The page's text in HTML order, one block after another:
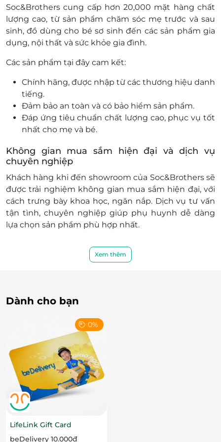
Soc&Brothers cung cấp hơn 20,000 mặt hàng chất
lượng cao, từ sản phẩm chăm sóc mẹ trước và sau
sinh, đồ dùng cho bé sơ sinh đến các sản phẩm gia
dụng, nội thất và sức khỏe gia đình.
Các sản phẩm tại đây cam kết:
Chính hãng, được nhập từ các thương hiệu danh
tiếng.
Đảm bảo an toàn và có bảo hiểm sản phẩm.
Đáp ứng tiêu chuẩn chất lượng cao, phục vụ tốt
nhất cho mẹ và bé.
Không gian mua sắm hiện đại và dịch vụ
chuyên nghiệp
Khách hàng khi đến showroom của Soc&Brothers sẽ
được trải nghiệm không gian mua sắm hiện đại, với
cách trưng bày khoa học, ngăn nắp. Dịch vụ tư vấn
tận tình, chuyên nghiệp giúp phụ huynh dễ dàng
lựa chọn sản phẩm phù hợp nhất.
Thẻ quà tặng LifeLink – Quà tặng ý
nghĩa dành cho gia đình bạn
Lợi ích của thẻ quà tặng LifeLink tại
Xem thêm
Dành cho bạn
0%
LifeLink Gift Card
beDelivery 10.000đ